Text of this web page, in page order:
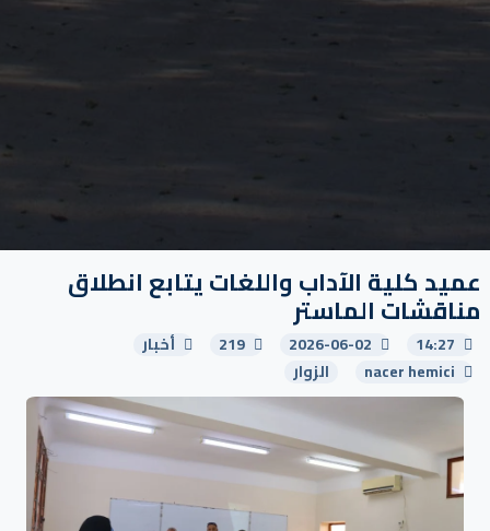
عميد كلية الآداب واللغات يتابع انطلاق
مناقشات الماستر
14:27
2026-06-02
219
أخبار
nacer hemici
الزوار